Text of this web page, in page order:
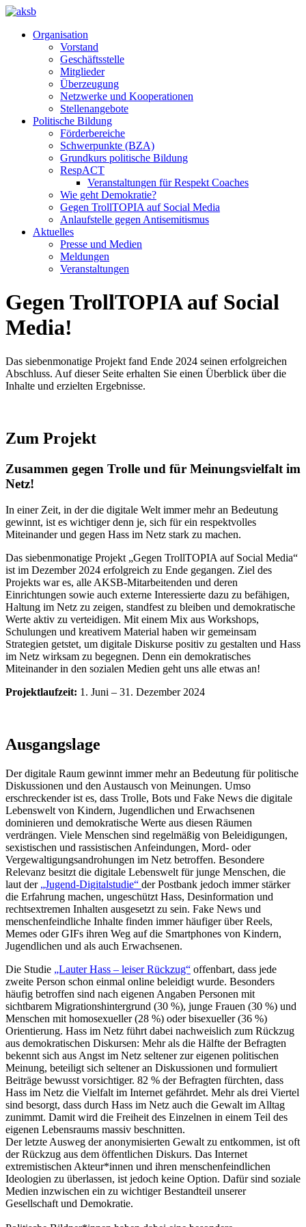
Organisation
Vorstand
Geschäftsstelle
Mitglieder
Überzeugung
Netzwerke und Kooperationen
Stellenangebote
Politische Bildung
Förderbereiche
Schwerpunkte (BZA)
Grundkurs politische Bildung
RespACT
Veranstaltungen für Respekt Coaches
Wie geht Demokratie?
Gegen TrollTOPIA auf Social Media
Anlaufstelle gegen Antisemitismus
Aktuelles
Presse und Medien
Meldungen
Veranstaltungen
Gegen TrollTOPIA auf Social
Media!
Das siebenmonatige Projekt fand Ende 2024 seinen erfolgreichen
Abschluss. Auf dieser Seite erhalten Sie einen Überblick über die
Inhalte und erzielten Ergebnisse.
Zum Projekt
Zusammen gegen Trolle und für Meinungsvielfalt im
Netz!
In einer Zeit, in der die digitale Welt immer mehr an Bedeutung
gewinnt, ist es wichtiger denn je, sich für ein respektvolles
Miteinander und gegen Hass im Netz stark zu machen.
Das siebenmonatige Projekt „Gegen TrollTOPIA auf Social Media“
ist im Dezember 2024 erfolgreich zu Ende gegangen. Ziel des
Projekts war es, alle AKSB-Mitarbeitenden und deren
Einrichtungen sowie auch externe Interessierte dazu zu befähigen,
Haltung im Netz zu zeigen, standfest zu bleiben und demokratische
Werte aktiv zu verteidigen. Mit einem Mix aus Workshops,
Schulungen und kreativem Material haben wir gemeinsam
Strategien getstet, um digitale Diskurse positiv zu gestalten und Hass
im Netz wirksam zu begegnen. Denn ein demokratisches
Miteinander in den sozialen Medien geht uns alle etwas an!
Projektlaufzeit: 1. Juni – 31. Dezember 2024
Ausgangslage
Der digitale Raum gewinnt immer mehr an Bedeutung für politische
Diskussionen und den Austausch von Meinungen. Umso
erschreckender ist es, dass Trolle, Bots und Fake News die digitale
Lebenswelt von Kindern, Jugendlichen und Erwachsenen
dominieren und demokratische Werte aus diesen Räumen
verdrängen. Viele Menschen sind regelmäßig von Beleidigungen,
sexistischen und rassistischen Anfeindungen, Mord- oder
Vergewaltigungsandrohungen im Netz betroffen. Besondere
Relevanz besitzt die digitale Lebenswelt für junge Menschen, die
laut der „Jugend-Digitalstudie“ der Postbank jedoch immer stärker
die Erfahrung machen, ungeschützt Hass, Desinformation und
rechtsextremen Inhalten ausgesetzt zu sein. Fake News und
menschenfeindliche Inhalte finden immer häufiger über Reels,
Memes oder GIFs ihren Weg auf die Smartphones von Kindern,
Jugendlichen und als auch Erwachsenen.
Die Studie „Lauter Hass – leiser Rückzug“ offenbart, dass jede
zweite Person schon einmal online beleidigt wurde. Besonders
häufig betroffen sind nach eigenen Angaben Personen mit
sichtbarem Migrationshintergrund (30 %), junge Frauen (30 %) und
Menschen mit homosexueller (28 %) oder bisexueller (36 %)
Orientierung. Hass im Netz führt dabei nachweislich zum Rückzug
aus demokratischen Diskursen: Mehr als die Hälfte der Befragten
bekennt sich aus Angst im Netz seltener zur eigenen politischen
Meinung, beteiligt sich seltener an Diskussionen und formuliert
Beiträge bewusst vorsichtiger. 82 % der Befragten fürchten, dass
Hass im Netz die Vielfalt im Internet gefährdet. Mehr als drei Viertel
sind besorgt, dass durch Hass im Netz auch die Gewalt im Alltag
zunimmt. Damit wird die Freiheit des Einzelnen in einem Teil des
eigenen Lebensraums massiv beschnitten.
Der letzte Ausweg der anonymisierten Gewalt zu entkommen, ist oft
der Rückzug aus dem öffentlichen Diskurs. Das Internet
extremistischen Akteur*innen und ihren menschenfeindlichen
Ideologien zu überlassen, ist jedoch keine Option. Dafür sind soziale
Medien inzwischen ein zu wichtiger Bestandteil unserer
Gesellschaft und Demokratie.